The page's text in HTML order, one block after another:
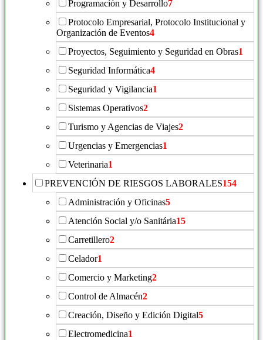
Programación y Desarrollo7
Protocolo Empresarial, Protocolo Institucional y
Organización de Eventos4
Proyectos, Seguimiento y Seguridad en Obras1
Seguridad Informática4
Seguridad y Vigilancia1
Sistemas Operativos2
Turismo y Agencias de Viajes2
Urgencias y Emergencias1
Veterinaria1
PREVENCIÓN DE RIESGOS LABORALES154
Administración y Oficinas5
Atención Social y/o Sanitária15
Carretillero2
Celador1
Comercio y Marketing2
Control de Almacén2
Creación, Diseño y Edición Digital5
Electromedicina1